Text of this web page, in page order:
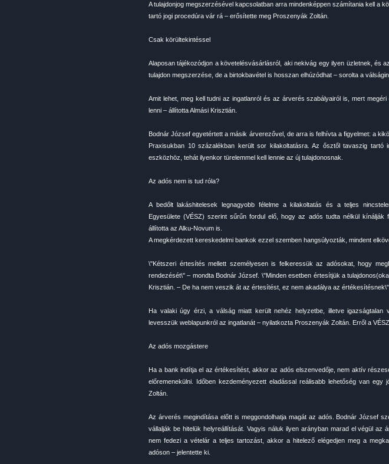
A tulajdonjog megszerzésével kapcsolatban arra mindenképpen számítania kell a
tartó jogi procedúra vár rá – erősítette meg Proszenyák Zoltán.
Csak körültekintéssel
Alaposan tájékozódjon a követelésvásárlásról, aki nekivág egy ilyen üzletnek, és
tulajdon megszerzése, de a birtokbavétel is hosszan elhúzódhat – sorolta a
Amit lehet, meg kell tudni az ingatlanról és az árverés szabályairól is, mert
lenni – állította Almási Krisztián.
Bodnár József egyetértett a másik árverezővel, de arra is felhívta a figyelmet: a
Praxisukban 10 százalékban került sor kilakoltatásra. Az ősztől tavaszig tartó
eszközhöz, tehát ilyenkor türelemmel kell lennie az új tulajdonosnak.
Az adós nem is tud róla?
A bedőlt lakáshitelesek legnagyobb félelme a kilakoltatás és a teljes
Egyesülete (VÉSZ) szerint sűrűn fordul elő, hogy az adós tudta nélkül kínálják
állította az Alku-Novum is.
A megkérdezett kereskedelmi bankok ezzel szemben hangsúlyozták, mindent
\"Kétszeri értesítés mellett személyesen is felkeressük az adósokat, hogy
rendezését\" – mondta Bodnár József. \"Minden esetben értesítjük a
Krisztián. – De ha nem veszik át az értesítést, ez nem akadálya az
Ha valaki úgy érzi, a válság miatt került nehéz helyzetbe, illetve igazságtalan
levesszük weblapunkról az ingatlanát – nyilatkozta Proszenyák Zoltán. Erről a
Az adós mozgástere
Ha a bank indítja el az értékesítést, akkor az adós elszenvedője, nem aktív
előremenekülni. Időben kezdeményezett eladással reálisabb lehetőség van
Zoltán.
Az árverés megindítása előtt is meggondolhatja magát az adós. Bodnár József
vállalják be hitelük helyreállítását. Vagyis náluk ilyen arányban marad el végül az
nem fedezi a vételár a teljes tartozást, akkor a hitelező elégedjen meg a
adóson – jelentette ki.